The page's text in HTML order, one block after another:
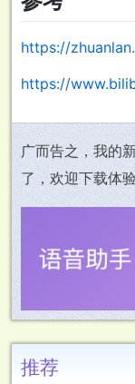
https://
https://
广而告之，我的
了，欢迎下载体验
推荐